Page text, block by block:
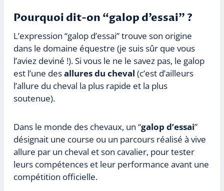
Pourquoi dit-on “galop d’essai” ?
L’expression “galop d’essai” trouve son origine
dans le domaine équestre (je suis sûr que vous
l’aviez deviné !). Si vous le ne le savez pas, le galop
est l’une desallures du cheval(c’est d’ailleurs
l’allure du cheval la plus rapide et la plus
soutenue).
Dans le monde des chevaux, un “galop d’essai”
désignait une course ou un parcours réalisé à vive
allure par un cheval et son cavalier, pour tester
leurs compétences et leur performance avant une
compétition officielle.